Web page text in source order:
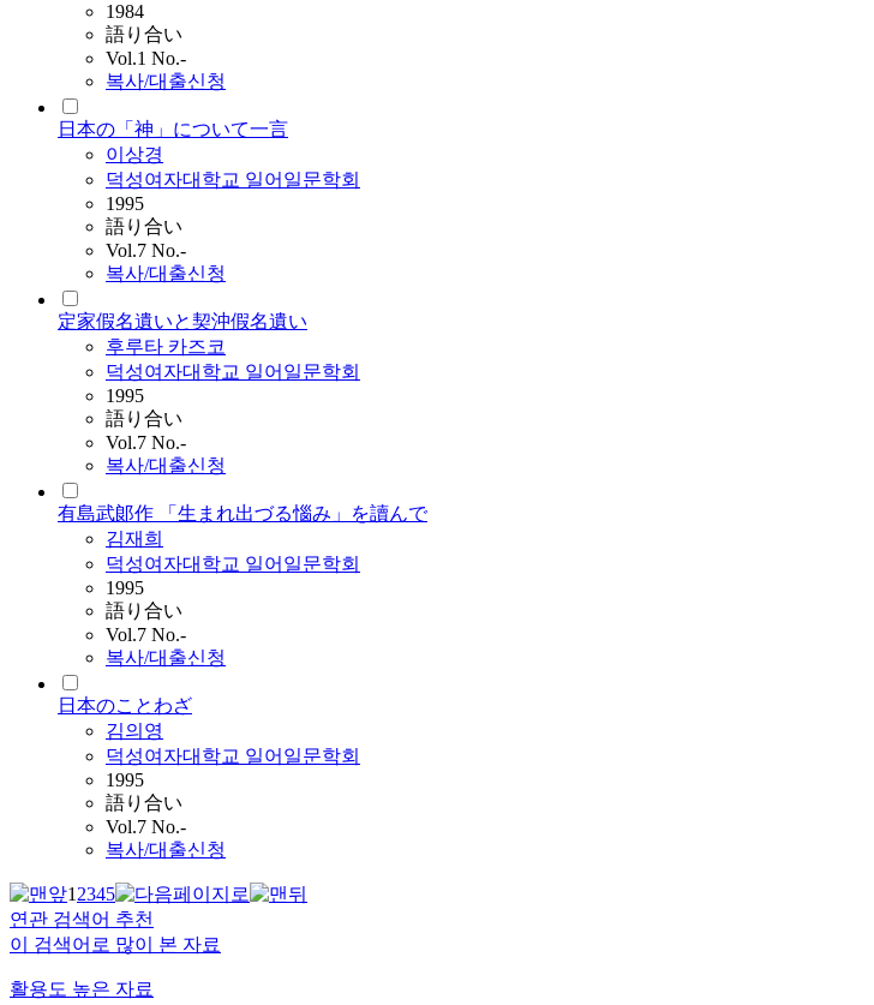
1984
語り合い
Vol.1 No.-
복사/대출신청
日本の「神」について一言
이상경
덕성여자대학교 일어일문학회
1995
語り合い
Vol.7 No.-
복사/대출신청
定家假名遺いと契沖假名遺い
후루타 카즈코
덕성여자대학교 일어일문학회
1995
語り合い
Vol.7 No.-
복사/대출신청
有島武郞作 「生まれ出づる惱み」を讀んで
김재희
덕성여자대학교 일어일문학회
1995
語り合い
Vol.7 No.-
복사/대출신청
日本のことわざ
김의영
덕성여자대학교 일어일문학회
1995
語り合い
Vol.7 No.-
복사/대출신청
12345
연관 검색어 추천
이 검색어로 많이 본 자료
활용도 높은 자료